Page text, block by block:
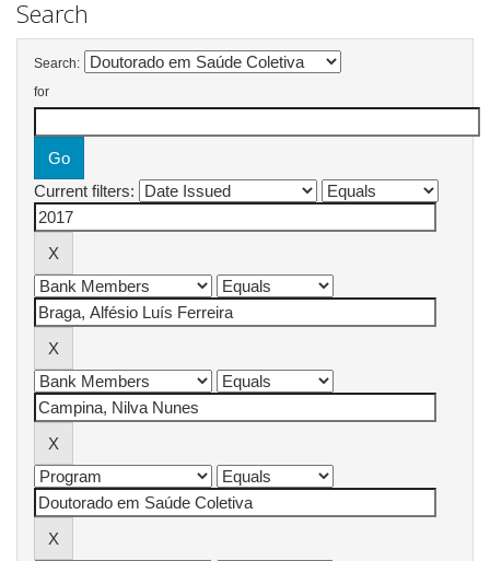
Search
Search:
for
Current filters: